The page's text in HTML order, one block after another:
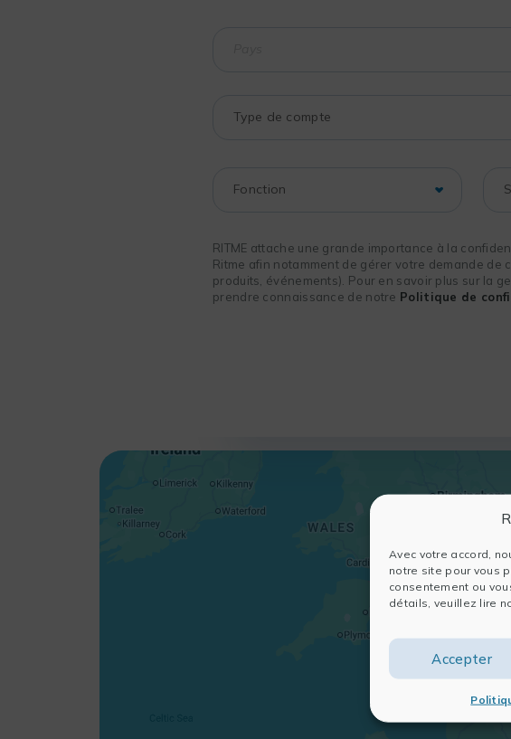
Avec votre accord,
notre site pour vous
consentement ou
détails, veuillez lire
Accepter
RITME attache une grande importance à la
Ritme afin notamment de gérer votre demande de
produits, événements). Pour en savoir plus sur la
prendre connaissance de notre Politique de